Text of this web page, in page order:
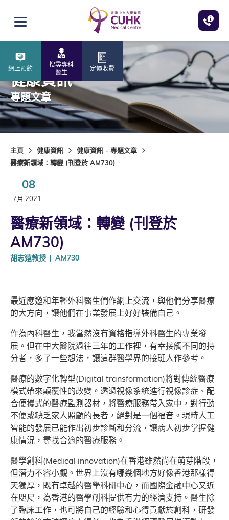
打開選單
網上預約
搜尋專科
醫生
定價收費
健康資訊
專題文章
主頁 健康資訊
健康資訊 - 專題文章
醫療新領域：轉變 (刊登於 AM730)
08
7月 2021
醫療新領域：轉變 (刊登於
AM730)
胡志遠教授 AM730
最近應邀和年輕外科醫生們作網上交流，與他們分享醫療
的大方向，讓他們在事業發展上好好裝備自己。
作為內科醫生，我當然沒有資格指導外科醫生的專業發
展。但在中大醫院過往三年的工作裡，有幸接觸不同的持
分者，多了一些想法，讓這群醫學界的接班人作參考。
醫療的數字化轉型(Digital transformation)將對傳統醫療
模式帶來顛覆性的改變。透過視像系統進行視像診症、配
合便攜式的醫療監測器材，將醫療服務帶入家中，對行動
不便或缺乏家人照顧的長者，絕對是一個福音。現時人工
智能的發展已能作出初步診斷和分流，讓病人初步掌握健
康情況，尋找合適的醫療服務。
醫學創科(Medical innovation)在香港雖然尚在萌芽階段，
但潛力不容小覷。世界上沒有哪幾個地方好像香港那樣得
天獨厚，既有卓越的醫學科研中心，而國際金融中心又近
在咫尺，為香港的醫學創科提供有力的經濟支持。醫生除
了臨床工作，也可將自己的經驗和心得貢獻於創科，研發